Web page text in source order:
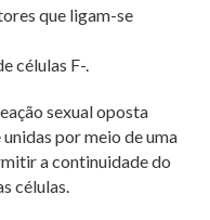
que ligam-se
células F-.
sexual oposta
por meio de uma
a continuidade do
células.